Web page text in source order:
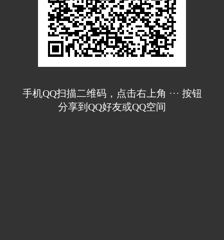
手机QQ扫描二维码，点击右上角 ··· 按钮
分享到QQ好友或QQ空间